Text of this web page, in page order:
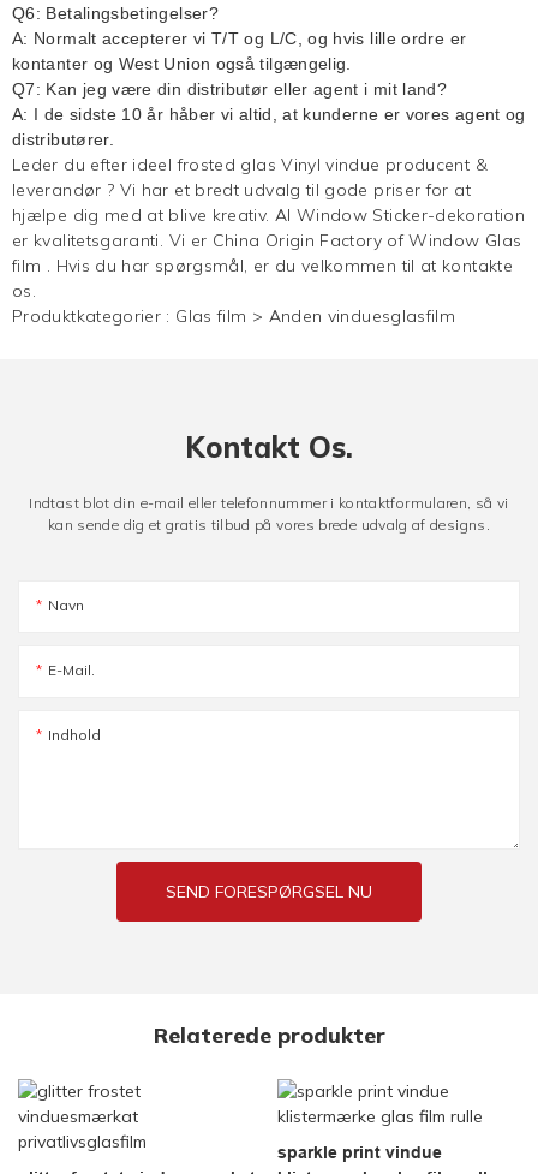
Q6: Betalingsbetingelser?
A: Normalt accepterer vi T/T og L/C, og hvis lille ordre er
kontanter og West Union også tilgængelig.
Q7: Kan jeg være din distributør eller agent i mit land?
A: I de sidste 10 år håber vi altid, at kunderne er vores agent og
distributører.
Leder du efter ideel frosted glas Vinyl vindue producent &
leverandør ? Vi har et bredt udvalg til gode priser for at
hjælpe dig med at blive kreativ. Al Window Sticker-dekoration
er kvalitetsgaranti. Vi er China Origin Factory of Window Glas
film . Hvis du har spørgsmål, er du velkommen til at kontakte
os.
Produktkategorier : Glas film > Anden vinduesglasfilm
Kontakt Os.
Indtast blot din e-mail eller telefonnummer i kontaktformularen, så vi
kan sende dig et gratis tilbud på vores brede udvalg af designs.
Navn
E-Mail.
Indhold
SEND FORESPØRGSEL NU
Relaterede produkter
sparkle print vindue